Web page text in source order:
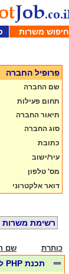
חיפוש משרות
פרופיל החברה
שם החברה
תחום פעילות
תיאור החברה
סוג החברה
כתובת
עיר/ישוב
מס' טלפון
דואר אלקטרוני
רשימת משרות
כותרת שם
תכנת PHP לעבודה מיידית